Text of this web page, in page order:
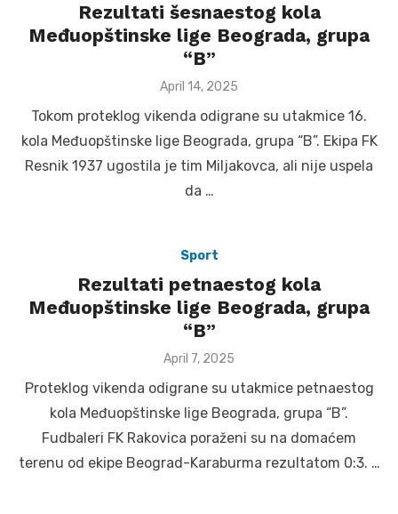
Rezultati šesnaestog kola
Međuopštinske lige Beograda, grupa
“B”
Posted
April 14, 2025
Tokom proteklog vikenda odigrane su utakmice 16.
kola Međuopštinske lige Beograda, grupa “B”. Ekipa FK
Resnik 1937 ugostila je tim Miljakovca, ali nije uspela
da …
Sport
Rezultati petnaestog kola
Međuopštinske lige Beograda, grupa
“B”
Posted
April 7, 2025
Proteklog vikenda odigrane su utakmice petnaestog
kola Međuopštinske lige Beograda, grupa “B”.
Fudbaleri FK Rakovica poraženi su na domaćem
terenu od ekipe Beograd-Karaburma rezultatom 0:3. …